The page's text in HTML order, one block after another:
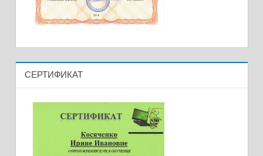
СЕРТИФИКАТ